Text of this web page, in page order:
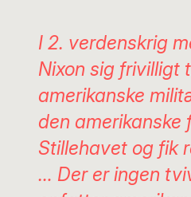
I 2. verdenskrig
Nixon sig frivilligt
amerikanske
den amerikanske
Stillehavet og fik
… Der er ingen